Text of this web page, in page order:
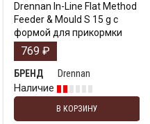
Drennan In-Line Flat Method
Feeder & Mould S 15 g с
формой для прикормки
769 ₽
БРЕНД
Drennan
Наличие
В КОРЗИНУ